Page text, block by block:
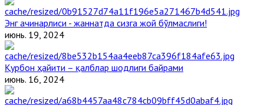
Энг ачинарлиси - жаннатда сизга жой бўлмаслиги!
июнь. 19, 2024
Қурбон ҳайити – қалблар шодлиги байрами
июнь. 16, 2024